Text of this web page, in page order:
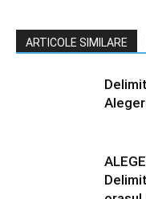
ARTICOLE SIMILARE